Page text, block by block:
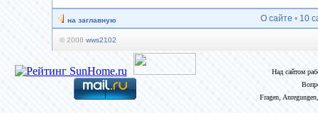
на заглавную О сайте • 10
© 2008 wws2102
Над сайтом
Fragen,